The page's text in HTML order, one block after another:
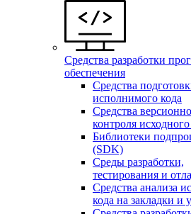
Средства разработки
обеспечения
Средства
исполнимого кода
Средства
контроля исходного
Библиотеки
(SDK)
Среды разработки,
тестирования и
Средства анализа
кода на закладки и